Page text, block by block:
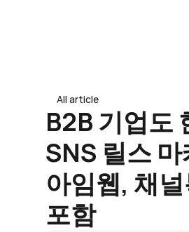
B2B 기업도
SNS 릴스 마
아임웹, 채
포함
All article